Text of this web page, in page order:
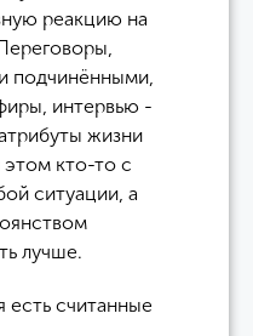
реакцию на
подчинёнными,
интервью -
жизни
этом кто-то с
ситуации, а
лучше.
есть считанные